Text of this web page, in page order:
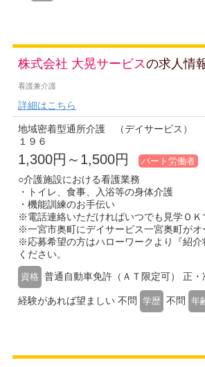
株式会社 大晃サービスの求人情
看護兼介護
詳細はこちら
地域密着型通所介護 （デイサービス）
１９６
1,300円～1,500円 パート労働者
○介護施設における看護業務
・トイレ、食事、入浴等の身体介護
・機能訓練のお手伝い
※電話連絡いただければいつでも見学ＯＫ
※一宮市奥町にデイサービス一宮奥町がオ
※応募希望の方はハローワークより『紹介
ください。
資格 普通自動車免許（ＡＴ限定可） 正・
経験があれば望ましい 不問 学歴 不問 年